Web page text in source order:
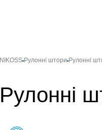
NIKOSS Рулонні штори Рулонні
Рулонні